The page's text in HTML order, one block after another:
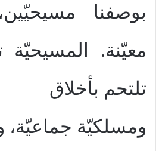
بوصفنا
معيّنة.
تلتحم بأخلاق
ومسلكيّة